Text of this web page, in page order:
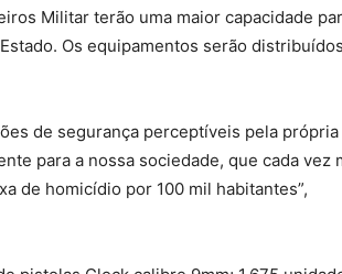
Militar terão uma maior capacidade
Os equipamentos serão distribuídos
de segurança perceptíveis pela própria
para a nossa sociedade, que cada vez
de homicídio por 100 mil habitantes”,